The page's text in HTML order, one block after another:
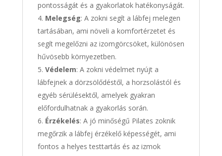
pontosságát és a gyakorlatok hatékonyságát.
Melegség: A zokni segít a lábfej melegen
tartásában, ami növeli a komfortérzetet és
segít megelőzni az izomgörcsöket, különösen
hűvösebb környezetben.
Védelem: A zokni védelmet nyújt a
lábfejnek a dörzsölődéstől, a horzsolástól és
egyéb sérülésektől, amelyek gyakran
előfordulhatnak a gyakorlás során.
Érzékelés: A jó minőségű Pilates zoknik
megőrzik a lábfej érzékelő képességét, ami
fontos a helyes testtartás és az izmok